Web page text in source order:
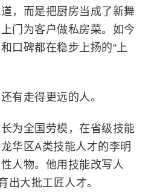
，而是把厨房当成了新舞
门为客户做私房菜。如今
口碑都在稳步上扬的“上
走得更远的人。
全国劳模，在省级技能
华区A类技能人才的李明
人物。他用技能改写人
出大批工匠人才。